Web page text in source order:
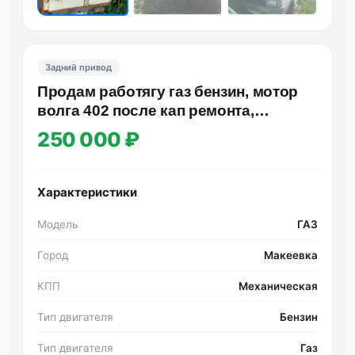
Задний привод
Продам работягу газ бензин, мотор
волга 402 после кап ремонта,
ходовка взбитаая, рама вся…
250 000 ₽
Характеристики
Модель ГАЗ
Город Макеевка
КПП Механическая
Тип двигателя Бензин
Тип двигателя Газ